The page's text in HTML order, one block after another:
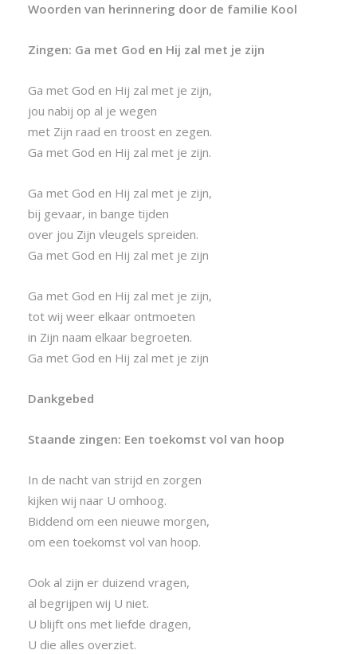
Woorden van herinnering door de familie Kool
Zingen: Ga met God en Hij zal met je zijn
Ga met God en Hij zal met je zijn,
jou nabij op al je wegen
met Zijn raad en troost en zegen.
Ga met God en Hij zal met je zijn.
Ga met God en Hij zal met je zijn,
bij gevaar, in bange tijden
over jou Zijn vleugels spreiden.
Ga met God en Hij zal met je zijn
Ga met God en Hij zal met je zijn,
tot wij weer elkaar ontmoeten
in Zijn naam elkaar begroeten.
Ga met God en Hij zal met je zijn
Dankgebed
Staande zingen: Een toekomst vol van hoop
In de nacht van strijd en zorgen
kijken wij naar U omhoog.
Biddend om een nieuwe morgen,
om een toekomst vol van hoop.
Ook al zijn er duizend vragen,
al begrijpen wij U niet.
U blijft ons met liefde dragen,
U die alles overziet.